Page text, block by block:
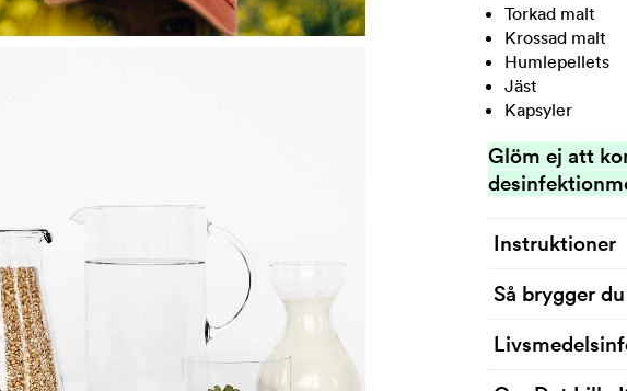
Torkad malt
Krossad malt
Humlepellets
Jäst
Kapsyler
Glöm ej att
Instruktioner
Varje recept är
instruktionerna
Så brygger du